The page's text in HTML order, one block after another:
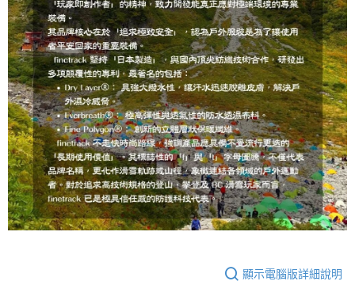
顯示電腦版詳細說明